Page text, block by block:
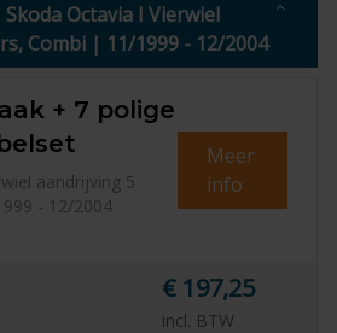
Octavia I Vierwiel
Combi | 11/1999 - 12/2004
+ 7 polige
aandrijving 5
- 12/2004
Meer
info
€ 197,25
incl. BTW